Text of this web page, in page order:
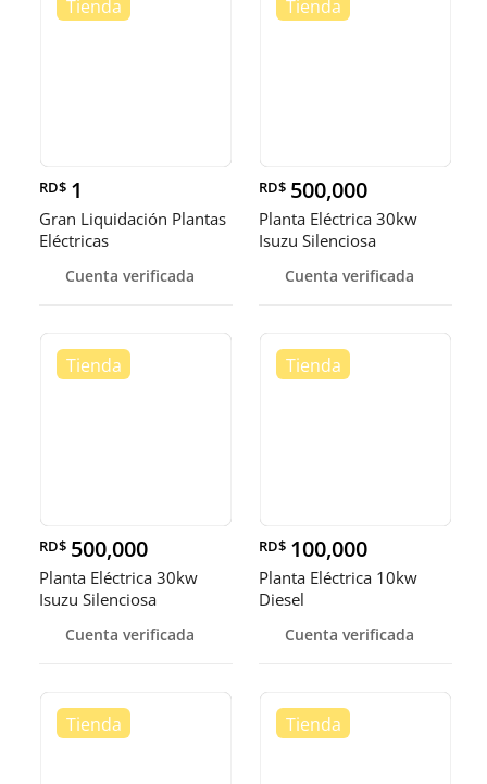
RD$ 1
Gran Liquidación Plantas
Eléctricas
Cuenta verificada
RD$ 500,000
Planta Eléctrica 30kw
Isuzu Silenciosa
Cuenta verificada
RD$ 500,000
Planta Eléctrica 30kw
Isuzu Silenciosa
Cuenta verificada
RD$ 100,000
Planta Eléctrica 10kw
Diesel
Cuenta verificada